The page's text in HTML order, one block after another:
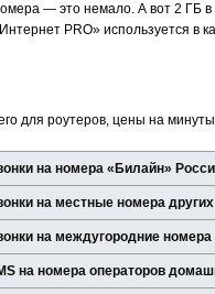
— это немало. А вот 2 ГБ
PRO» используется
для роутеров, цены на
на номера «Билайн»
на местные номера
на междугородние номера
на номера операторов